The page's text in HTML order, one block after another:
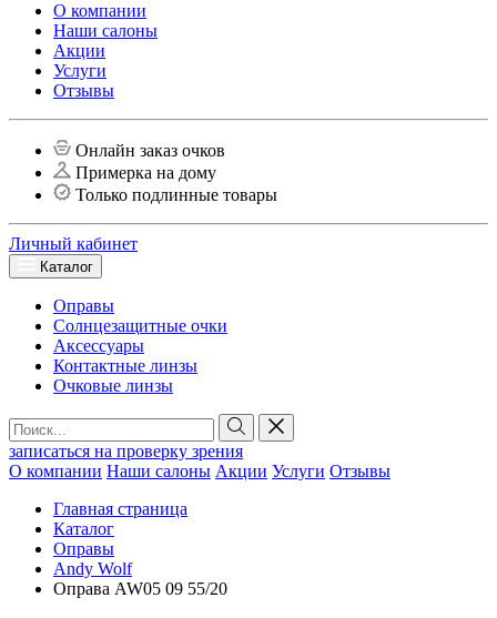
О компании
Наши салоны
Акции
Услуги
Отзывы
Онлайн заказ очков
Примерка на дому
Только подлинные товары
Личный кабинет
Каталог
Оправы
Солнцезащитные очки
Аксессуары
Контактные линзы
Очковые линзы
записаться на проверку зрения
О компании Наши салоны Акции Услуги Отзывы
Главная страница
Каталог
Оправы
Andy Wolf
Оправа AW05 09 55/20